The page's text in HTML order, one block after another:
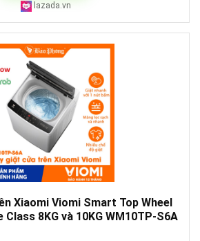
lazada.vn
Xiaomi Viomi Smart Top Wheel
Class 8KG và 10KG WM10TP-S6A